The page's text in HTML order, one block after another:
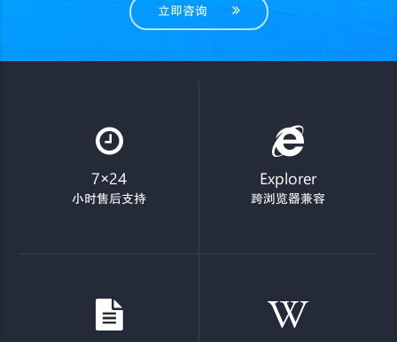
立即咨询
7×24
小时售后支持
Explorer
跨浏览器兼容